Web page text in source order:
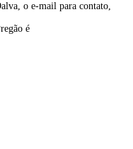
o e-mail para contato,
é